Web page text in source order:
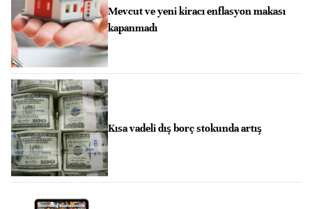
Mevcut ve yeni kiracı enflasyon makası
kapanmadı
Kısa vadeli dış borç stokunda artış